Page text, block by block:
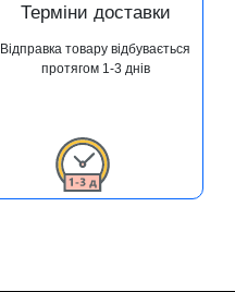
Терміни доставки
Відправка товару відбувається
протягом 1-3 днів